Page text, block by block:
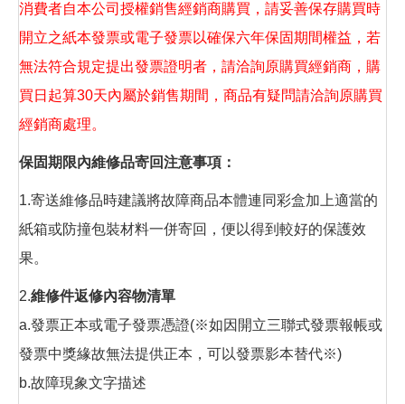
消費者自本公司授權銷售經銷商購買，請妥善保存購買時
開立之紙本發票或電子發票以確保六年保固期間權益，若
無法符合規定提出發票證明者，請洽詢原購買經銷商，購
買日起算30天內屬於銷售期間，商品有疑問請洽詢原購買
經銷商處理。
保固期限內維修品寄回注意事項：
1.寄送維修品時建議將故障商品本體連同彩盒加上適當的
紙箱或防撞包裝材料一併寄回，便以得到較好的保護效
果。
2.維修件返修內容物清單
a.發票正本或電子發票憑證(※如因開立三聯式發票報帳或
發票中獎緣故無法提供正本，可以發票影本替代※)
b.故障現象文字描述